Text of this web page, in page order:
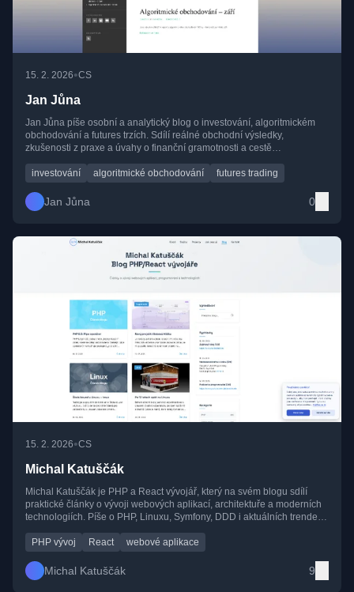
15. 2. 2026•CS
Jan Jůna
Jan Jůna píše osobní a analytický blog o investování, algoritmickém
obchodování a futures trzích. Sdílí reálné obchodní výsledky,
zkušenosti z praxe a úvahy o finanční gramotnosti a cestě
investování
algoritmické obchodování futures trading
Jan Jůna 0
15. 2. 2026•CS
Michal Katuščák
Michal Katuščák je PHP a React vývojář, který na svém blogu sdílí
praktické články o vývoji webových aplikací, architektuře a moderních
technologiích. Píše o PHP, Linuxu, Symfony, DDD i aktuálních trendech
PHP vývoj
React webové aplikace
Michal Katuščák 9